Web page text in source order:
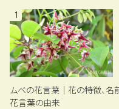
1
ムベの花言葉｜花の特徴、名
花言葉の由来